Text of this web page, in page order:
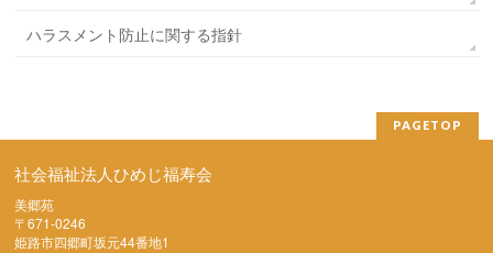
ハラスメント防止に関する指針
PAGETOP
社会福祉法人ひめじ福寿会
美郷苑
〒671-0246
姫路市四郷町坂元44番地1